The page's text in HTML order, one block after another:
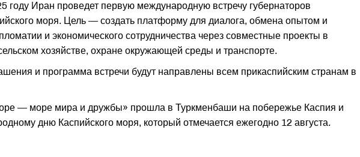
году Иран проведет первую международную встречу губернаторов
моря. Цель — создать платформу для диалога, обмена опытом и
и экономического сотрудничества через совместные проекты в
хозяйстве, охране окружающей среды и транспорте.
и программа встречи будут направлены всем прикаспийским странам в
— море мира и дружбы» прошла в Туркменбаши на побережье Каспия и
дню Каспийского моря, который отмечается ежегодно 12 августа.